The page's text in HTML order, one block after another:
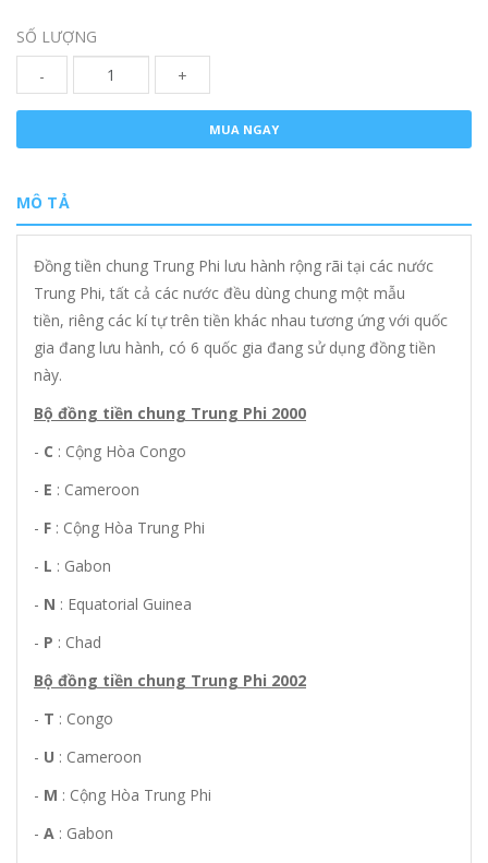
SỐ LƯỢNG
-
+
MUA NGAY
MÔ TẢ
Đồng tiền chung Trung Phi lưu hành rộng rãi tại các nước
Trung Phi, tất cả các nước đều dùng chung một mẫu
tiền, riêng các kí tự trên tiền khác nhau tương ứng với quốc
gia đang lưu hành, có 6 quốc gia đang sử dụng đồng tiền
này.
Bộ đồng tiền chung Trung Phi 2000
- C : Cộng Hòa Congo
- E : Cameroon
- F : Cộng Hòa Trung Phi
- L : Gabon
- N : Equatorial Guinea
- P : Chad
Bộ đồng tiền chung Trung Phi 2002
- T : Congo
- U : Cameroon
- M : Cộng Hòa Trung Phi
- A : Gabon